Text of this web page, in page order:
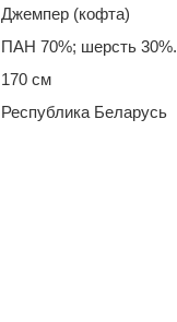
Джемпер (кофта)
ПАН 70%; шерсть 30%.
170 см
Республика Беларусь